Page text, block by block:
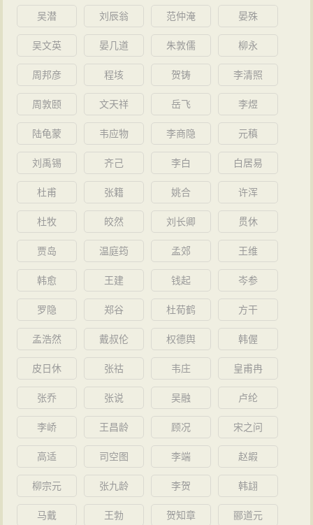
吴潜 刘辰翁 范仲淹 晏殊
吴文英 晏几道 朱敦儒 柳永
周邦彦 程垓 贺铸 李清照
周敦颐 文天祥 岳飞 李煜
陆龟蒙 韦应物 李商隐 元稹
刘禹锡 齐己 李白 白居易
杜甫 张籍 姚合 许浑
杜牧 皎然 刘长卿 贯休
贾岛 温庭筠 孟郊 王维
韩愈 王建 钱起 岑参
罗隐 郑谷 杜荀鹤 方干
孟浩然 戴叔伦 权德舆 韩偓
皮日休 张祜 韦庄 皇甫冉
张乔 张说 吴融 卢纶
李峤 王昌龄 顾况 宋之问
高适 司空图 李端 赵嘏
柳宗元 张九龄 李贺 韩翃
马戴 王勃 贺知章 郦道元